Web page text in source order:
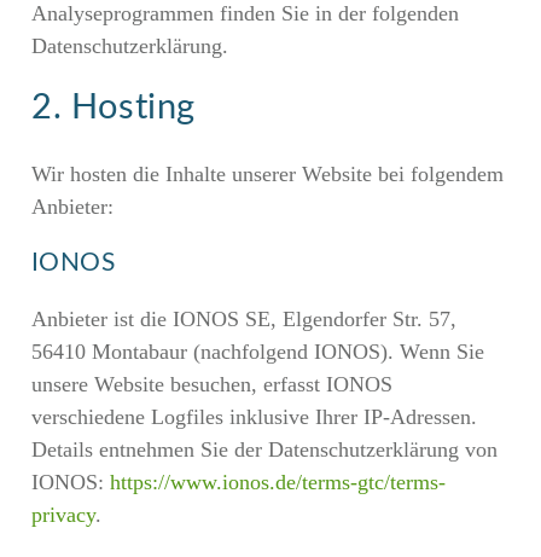
Analyseprogrammen finden Sie in der folgenden
Datenschutzerklärung.
2. Hosting
Wir hosten die Inhalte unserer Website bei folgendem
Anbieter:
IONOS
Anbieter ist die IONOS SE, Elgendorfer Str. 57,
56410 Montabaur (nachfolgend IONOS). Wenn Sie
unsere Website besuchen, erfasst IONOS
verschiedene Logfiles inklusive Ihrer IP-Adressen.
Details entnehmen Sie der Datenschutzerklärung von
IONOS:https://www.ionos.de/terms-gtc/terms-
privacy.